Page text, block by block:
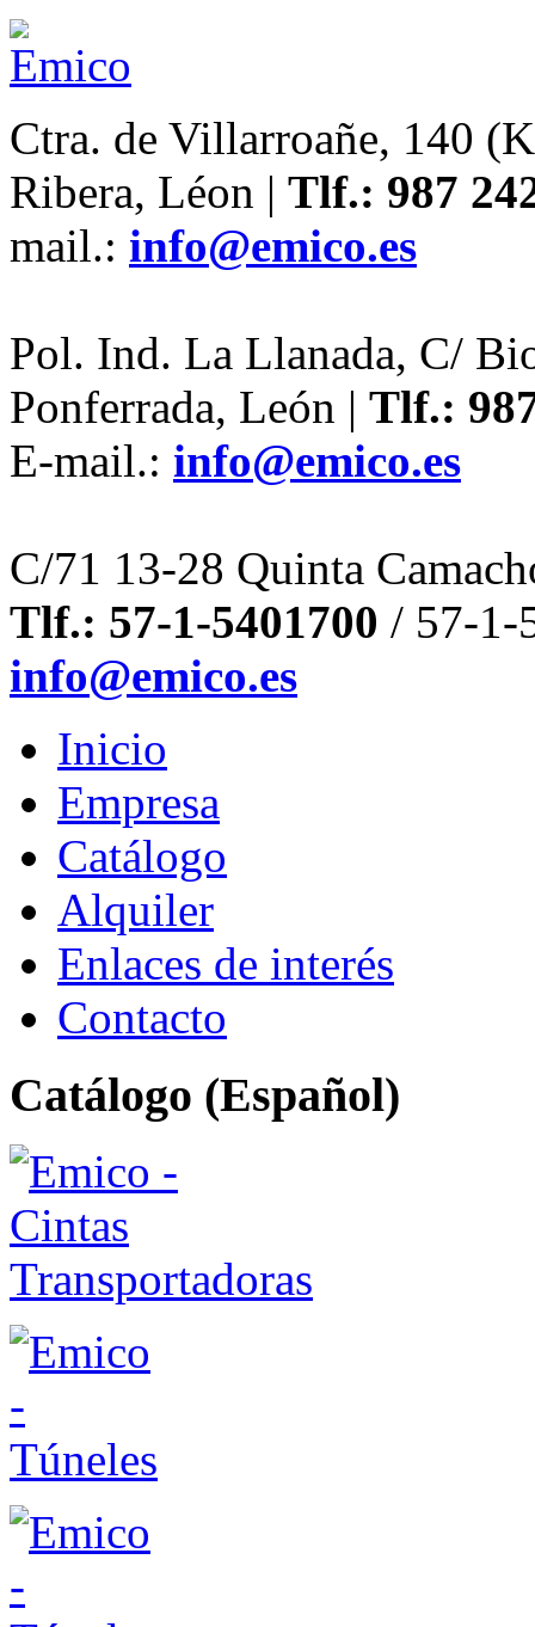
Ctra. de Villarroañe, 140
Ribera, Léon | Tlf.: 987
mail.: info@emico.es
Pol. Ind. La Llanada, C/
Ponferrada, León | Tlf.:
E-mail.: info@emico.es
C/71 13-28 Quinta
Tlf.: 57-1-5401700 / 57-1-
info@emico.es
Inicio
Empresa
Catálogo
Alquiler
Enlaces de interés
Contacto
Catálogo (Español)